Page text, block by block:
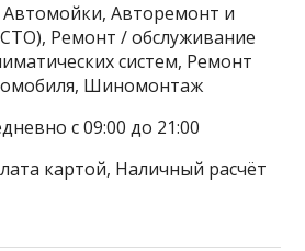
Автомойки, Авторемонт и
Ремонт / обслуживание
систем, Ремонт
Шиномонтаж
с 09:00 до 21:00
картой, Наличный расчёт